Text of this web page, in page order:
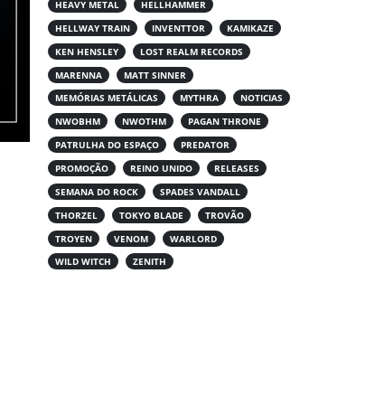
HEAVY METAL
HELLHAMMER
HELLWAY TRAIN
INVENTTOR
KAMIKAZE
KEN HENSLEY
LOST REALM RECORDS
MARENNA
MATT SINNER
MEMÓRIAS METÁLICAS
MYTHRA
NOTICIAS
NWOBHM
NWOTHM
PAGAN THRONE
PATRULHA DO ESPAÇO
PREDATOR
PROMOÇÃO
REINO UNIDO
RELEASES
SEMANA DO ROCK
SPADES VANDALL
THORZEL
TOKYO BLADE
TROVÃO
TROYEN
VENOM
WARLORD
WILD WITCH
ZENITH